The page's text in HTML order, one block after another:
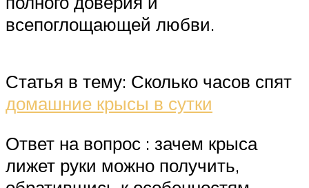
всепоглощающей любви.
Статья в тему: Сколько часов спят
домашние крысы в сутки
Ответ на вопрос : зачем крыса
лижет руки можно получить,